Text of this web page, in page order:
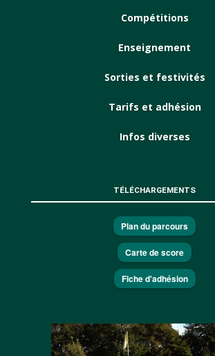
Compétitions
Enseignement
Sorties et festivités
Tarifs et adhésion
Infos diverses
TÉLÉCHARGEMENTS
Plan du parcours
Carte de score
Fiche d'adhésion